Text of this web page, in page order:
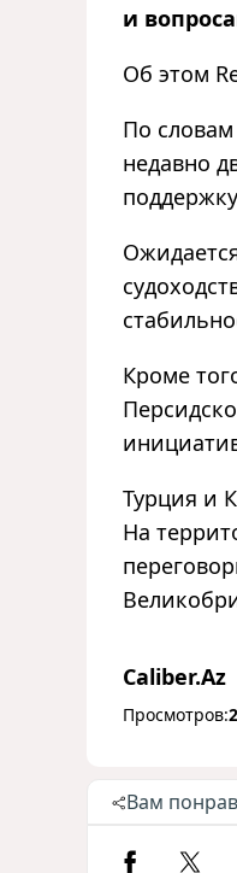
и
Об этом
По
недавно
Кроме
Турция и
На
Caliber.Az
Просмотров:
Вам